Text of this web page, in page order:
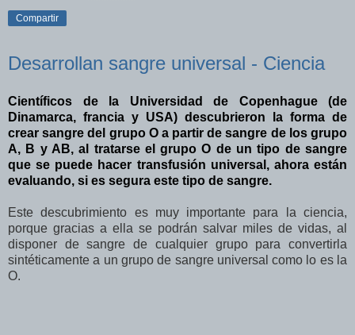
Compartir
Desarrollan sangre universal - Ciencia
Científicos de la Universidad de Copenhague (de
Dinamarca, francia y USA) descubrieron la forma de
crear sangre del grupo O a partir de sangre de los grupo
A, B y AB, al tratarse el grupo O de un tipo de sangre
que se puede hacer transfusión universal, ahora están
evaluando, si es segura este tipo de sangre.
Este descubrimiento es muy importante para la ciencia,
porque gracias a ella se podrán salvar miles de vidas, al
disponer de sangre de cualquier grupo para convertirla
sintéticamente a un grupo de sangre universal como lo es la
O.